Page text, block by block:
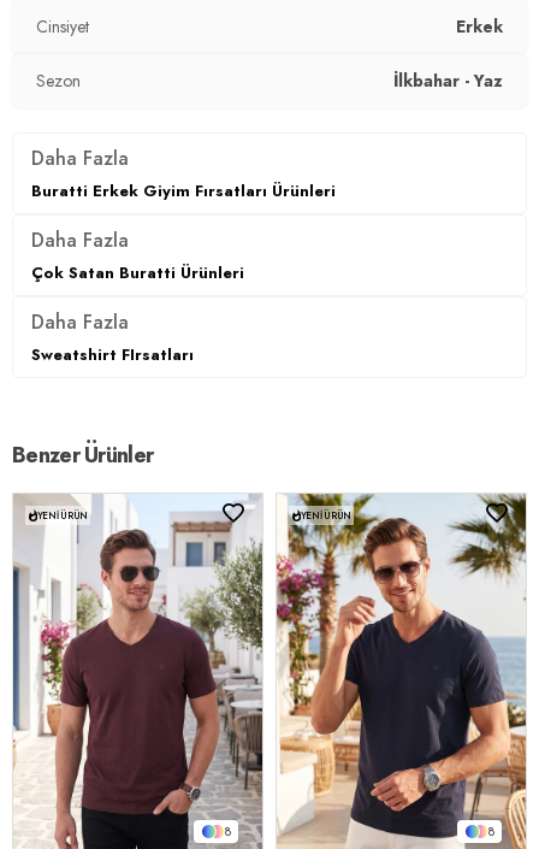
Cinsiyet Erkek
Sezon İlkbahar - Yaz
Daha Fazla
Buratti Erkek Giyim Fırsatları Ürünleri
Daha Fazla
Çok Satan Buratti Ürünleri
Daha Fazla
Sweatshirt FIrsatları
Benzer Ürünler
8
YENI ÜRÜN
8
YENI ÜRÜN